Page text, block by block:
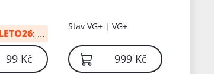
: 59 Kč
99 Kč
StavVG+ | VG+
999 Kč